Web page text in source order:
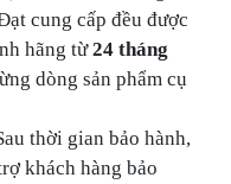
cung cấp đều được
hãng từ 24 tháng
dòng sản phẩm cụ
thời gian bảo hành,
khách hàng bảo